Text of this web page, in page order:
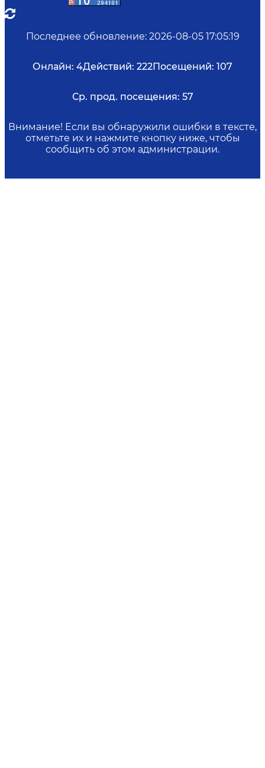
Последнее обновление: 2026-08-05 17:05:19
Онлайн: 4Действий: 222Посещений: 107
Ср. прод. посещения: 57
Внимание! Если вы обнаружили ошибки в тексте,
отметьте их и нажмите кнопку ниже, чтобы
сообщить об этом администрации.